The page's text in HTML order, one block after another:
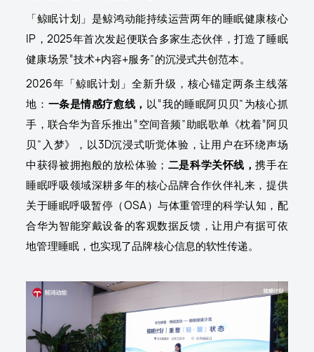
「鲸眠计划」是鲸鸿动能持续运营两年的睡眠健康核心
IP，2025年首次发起便联合多家生态伙伴，打造了睡眠
健康场景“技术+内容+服务”的沉浸式共创范本。
2026年「鲸眠计划」全新升级，核心锚定两条主线落
地： 一条是情感疗愈线， 以“我的睡眠阿贝贝”为核心抓
手，联合华为音乐推出“空间音频”助眠歌单《枕着“阿贝
贝”入梦》，以3D沉浸式听觉体验，让用户在环绕声场
中获得被拥抱般的放松体验； 二是科学关怀线，携手在
睡眠呼吸领域深耕多年的核心品牌合作伙伴礼来，提供
关于睡眠呼吸暂停（OSA）与体重管理的科学认知，配
合华为智能穿戴设备的客观数据反馈，让用户有据可依
地管理睡眠，也实现了品牌核心信息的软性传递。